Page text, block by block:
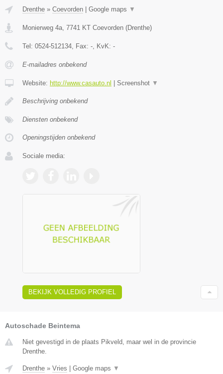
Drenthe » Coevorden Google maps ▼
Monierweg 4a 7741 KT Coevorden (Drenthe)
Tel: 0524-512134 , Fax: - , KvK: -
E-mailadres onbekend
Website: http://www.casauto.nl Screenshot ▼
Beschrijving onbekend
Diensten onbekend
Openingstijden onbekend
Sociale media:
BEKIJK VOLLEDIG PROFIEL
Autoschade Beintema
Niet gevestigd in de plaats Pikveld, maar wel in de provincie
Drenthe.
Drenthe » Vries | Google maps ▼